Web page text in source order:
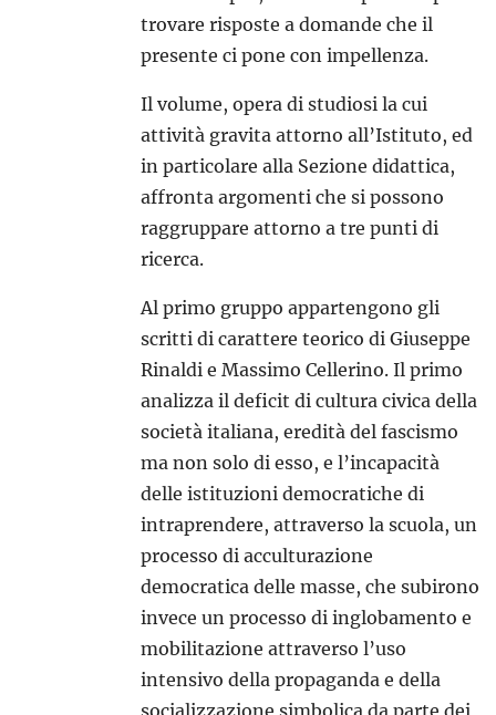
trovare risposte a domande che il
presente ci pone con impellenza.
Il volume, opera di studiosi la cui
attività gravita attorno all’Istituto, ed
in particolare alla Sezione didattica,
affronta argomenti che si possono
raggruppare attorno a tre punti di
ricerca.
Al primo gruppo appartengono gli
scritti di carattere teorico di Giuseppe
Rinaldi e Massimo Cellerino. Il primo
analizza il deficit di cultura civica della
società italiana, eredità del fascismo
ma non solo di esso, e l’incapacità
delle istituzioni democratiche di
intraprendere, attraverso la scuola, un
processo di acculturazione
democratica delle masse, che subirono
invece un processo di inglobamento e
mobilitazione attraverso l’uso
intensivo della propaganda e della